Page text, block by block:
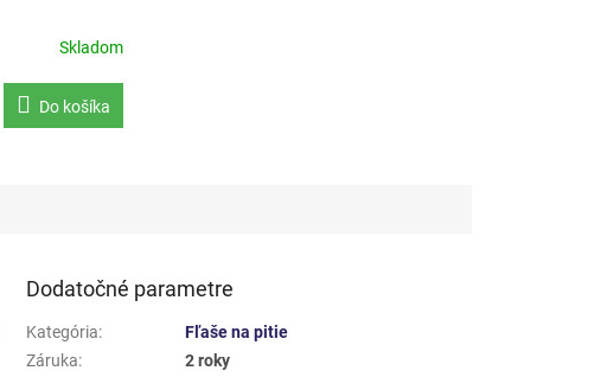
Skladom
Do košíka
Dodatočné parametre
Kategória:
Fľaše na pitie
Záruka:
2 roky